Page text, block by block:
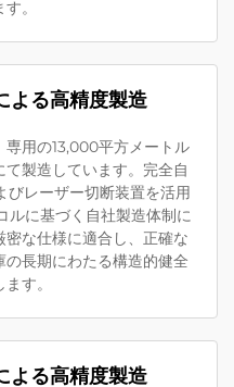
。
よる高精度製造
用の13,000平方メートル
製造しています。完全自
びレーザー切断装置を活用
ルに基づく自社製造体制に
な仕様に適合し、正確な
長期にわたる構造的健全
す。
よる高精度製造